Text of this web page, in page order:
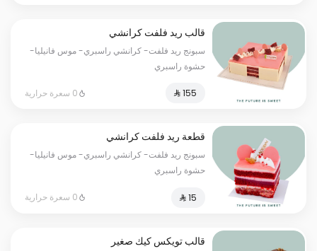
قالب ريد فلفت كرانشي
سبونج ريد فلفت- كرانشي راسبري- موس فانيليا-
حشوة راسبري
0 سعرة حرارية
قطعة ريد فلفت كرانشي
سبونج ريد فلفت- كرانشي راسبري- موس فانيليا-
حشوة راسبري
0 سعرة حرارية
قالب تويكس كيك صغير